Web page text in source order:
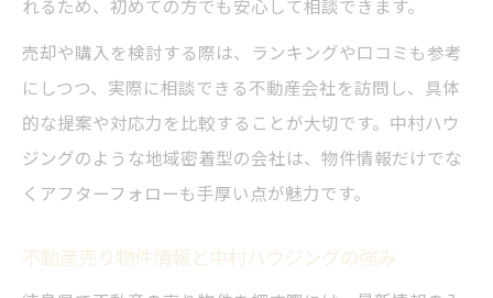
れるため、初めての方でも安心して相談できます。
売却や購入を検討する際は、ランキングや口コミも参考
にしつつ、実際に相談できる不動産会社を訪問し、具体
的な提案や対応力を比較することが大切です。中村ハウ
ジングのような地域密着型の会社は、物件情報だけでな
くアフターフォローも手厚い点が魅力です。
不動産売り物件情報と中村ハウジングの強み